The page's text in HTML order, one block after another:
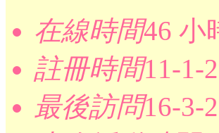
在線時間46 小
註冊時間11-1-
最後訪問16-3-